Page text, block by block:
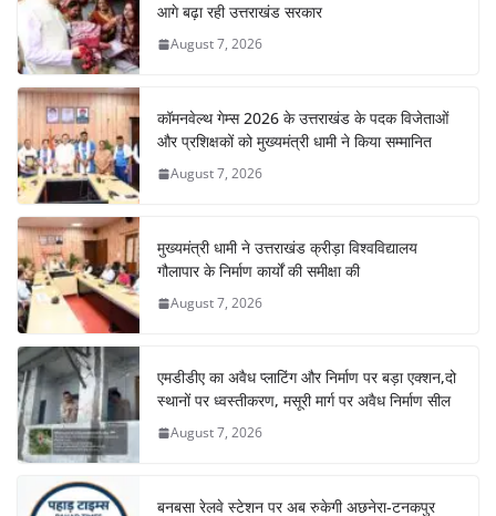
आगे बढ़ा रही उत्तराखंड सरकार
August 7, 2026
कॉमनवेल्थ गेम्स 2026 के उत्तराखंड के पदक विजेताओं
और प्रशिक्षकों को मुख्यमंत्री धामी ने किया सम्मानित
August 7, 2026
मुख्यमंत्री धामी ने उत्तराखंड क्रीड़ा विश्वविद्यालय
गौलापार के निर्माण कार्यों की समीक्षा की
August 7, 2026
एमडीडीए का अवैध प्लाटिंग और निर्माण पर बड़ा एक्शन,दो
स्थानों पर ध्वस्तीकरण, मसूरी मार्ग पर अवैध निर्माण सील
August 7, 2026
बनबसा रेलवे स्टेशन पर अब रुकेगी अछनेरा-टनकपुर